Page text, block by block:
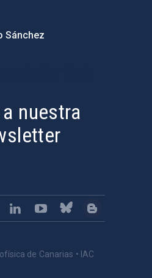
Sánchez
nuestra
de Canarias • IAC